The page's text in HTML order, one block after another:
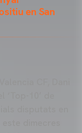
en San